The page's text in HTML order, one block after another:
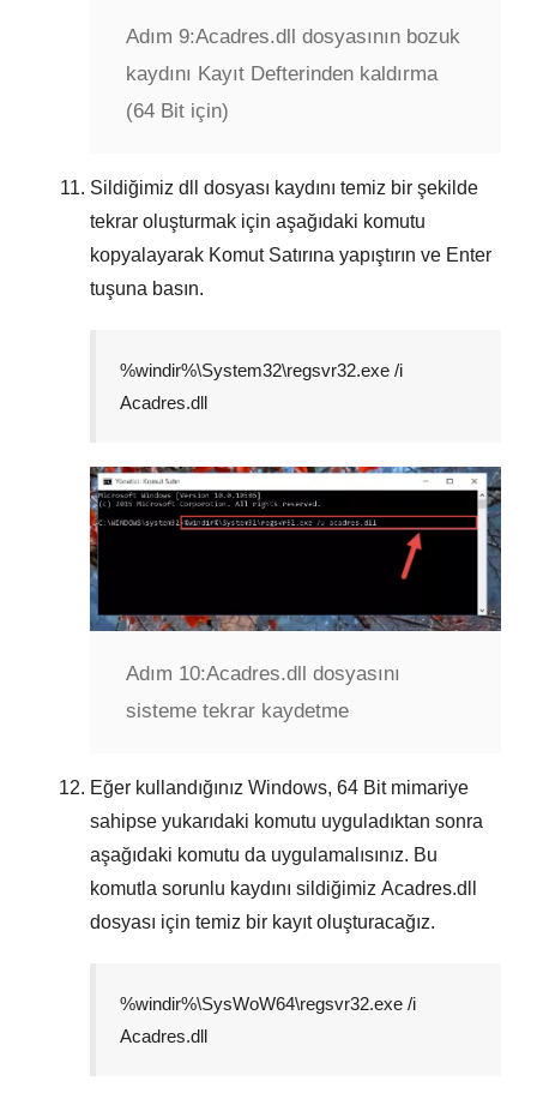
Adım 9:Acadres.dll dosyasının bozuk
kaydını Kayıt Defterinden kaldırma
(64 Bit için)
Sildiğimiz dll dosyası kaydını temiz bir şekilde
tekrar oluşturmak için aşağıdaki komutu
kopyalayarak Komut Satırına yapıştırın ve Enter
tuşuna basın.
%windir%\System32\regsvr32.exe /i
Acadres.dll
Adım 10:Acadres.dll dosyasını
sisteme tekrar kaydetme
Eğer kullandığınız Windows, 64 Bitmimariye
sahipse yukarıdaki komutu uyguladıktan sonra
aşağıdaki komutu da uygulamalısınız. Bu
komutla sorunlu kaydını sildiğimiz Acadres.dll
dosyası için temiz bir kayıt oluşturacağız.
%windir%\SysWoW64\regsvr32.exe /i
Acadres.dll